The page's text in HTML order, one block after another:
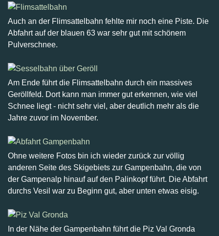
Auch an der Flimsattelbahn fehlte mir noch eine Piste. Die
Abfahrt auf der blauen 63 war sehr gut mit schönem
Pulverschnee.
Am Ende führt die Flimsattelbahn durch ein massives
Geröllfeld. Dort kann man immer gut erkennen, wie viel
Schnee liegt - nicht sehr viel, aber deutlich mehr als die
Jahre zuvor im November.
Ohne weitere Fotos bin ich wieder zurück zur völlig
anderen Seite des Skigebiets zur Gampenbahn, die von
der Gampenalp hinauf auf den Palinkopf führt. Die Abfahrt
durchs Vesil war zu Beginn gut, aber unten etwas eisig.
In der Nähe der Gampenbahn führt die Piz Val Gronda